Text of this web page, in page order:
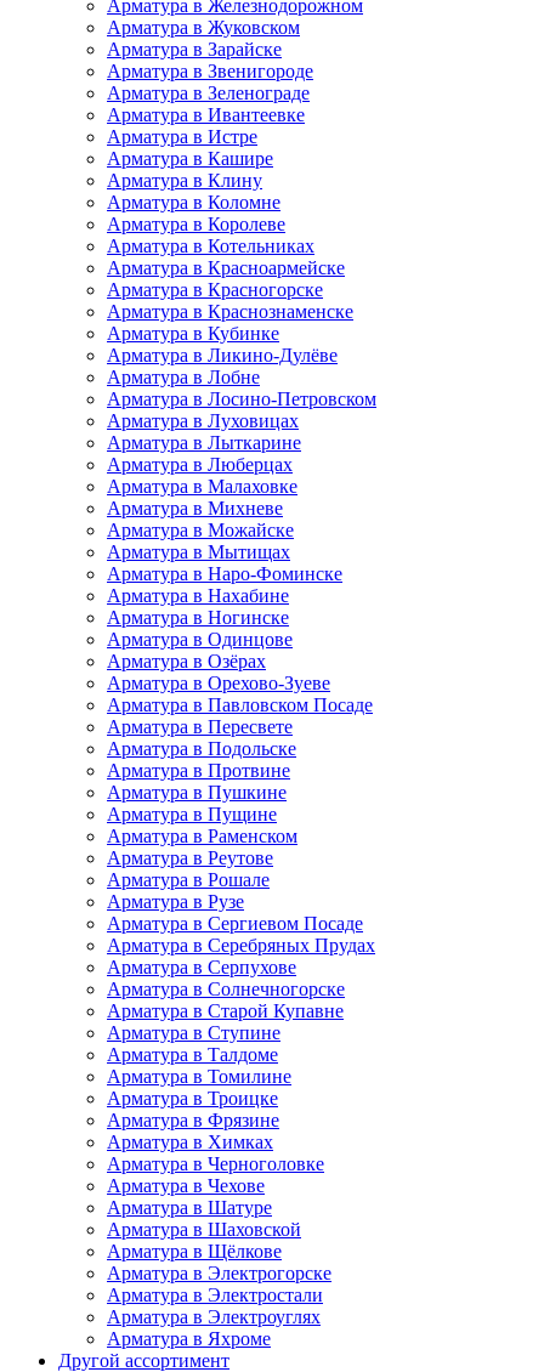
Арматура в Железнодорожном
Арматура в Жуковском
Арматура в Зарайске
Арматура в Звенигороде
Арматура в Зеленограде
Арматура в Ивантеевке
Арматура в Истре
Арматура в Кашире
Арматура в Клину
Арматура в Коломне
Арматура в Королеве
Арматура в Котельниках
Арматура в Красноармейске
Арматура в Красногорске
Арматура в Краснознаменске
Арматура в Кубинке
Арматура в Ликино-Дулёве
Арматура в Лобне
Арматура в Лосино-Петровском
Арматура в Луховицах
Арматура в Лыткарине
Арматура в Люберцах
Арматура в Малаховке
Арматура в Михневе
Арматура в Можайске
Арматура в Мытищах
Арматура в Наро-Фоминске
Арматура в Нахабине
Арматура в Ногинске
Арматура в Одинцове
Арматура в Озёрах
Арматура в Орехово-Зуеве
Арматура в Павловском Посаде
Арматура в Пересвете
Арматура в Подольске
Арматура в Протвине
Арматура в Пушкине
Арматура в Пущине
Арматура в Раменском
Арматура в Реутове
Арматура в Рошале
Арматура в Рузе
Арматура в Сергиевом Посаде
Арматура в Серебряных Прудах
Арматура в Серпухове
Арматура в Солнечногорске
Арматура в Старой Купавне
Арматура в Ступине
Арматура в Талдоме
Арматура в Томилине
Арматура в Троицке
Арматура в Фрязине
Арматура в Химках
Арматура в Черноголовке
Арматура в Чехове
Арматура в Шатуре
Арматура в Шаховской
Арматура в Щёлкове
Арматура в Электрогорске
Арматура в Электростали
Арматура в Электроуглях
Арматура в Яхроме
Другой ассортимент